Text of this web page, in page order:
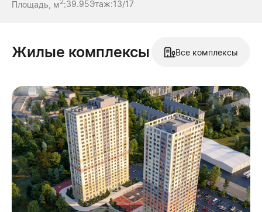
Площадь, м :39.95Этаж:13/17
Жилые комплексы Все комплексы